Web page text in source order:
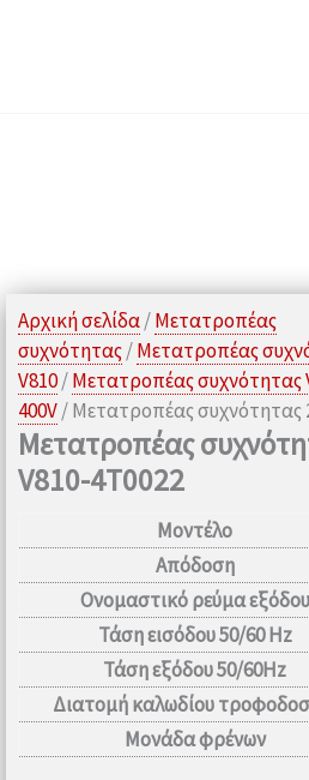
Αρχική σελίδα/Μετατροπέας
συχνότητας/Μετατροπέας
V810/Μετατροπέας συχνότητας
400V/ Μετατροπέας συχνότητας
Μετατροπέας
V810-4T0022
Μοντέλο
Απόδοση
Ονομαστικό ρεύμα εξόδου
Τάση εισόδου 50/60 Hz
Τάση εξόδου 50/60Hz
Διατομή καλωδίου
Μονάδα φρένων